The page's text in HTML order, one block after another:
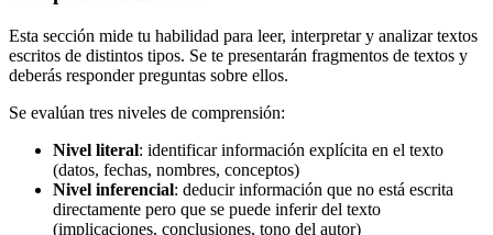
Esta sección mide tu habilidad para leer, interpretar y analizar textos
escritos de distintos tipos. Se te presentarán fragmentos de textos y
deberás responder preguntas sobre ellos.
Se evalúan tres niveles de comprensión:
Nivel literal: identificar información explícita en el texto
(datos, fechas, nombres, conceptos)
Nivel inferencial: deducir información que no está escrita
directamente pero que se puede inferir del texto
(implicaciones, conclusiones, tono del autor)